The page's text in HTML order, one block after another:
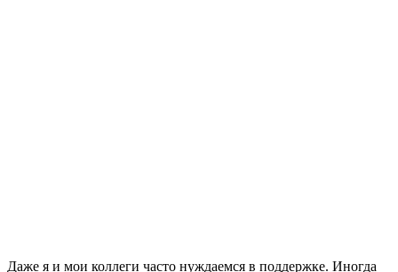
Даже я и мои коллеги часто нуждаемся в поддержке. Иногда